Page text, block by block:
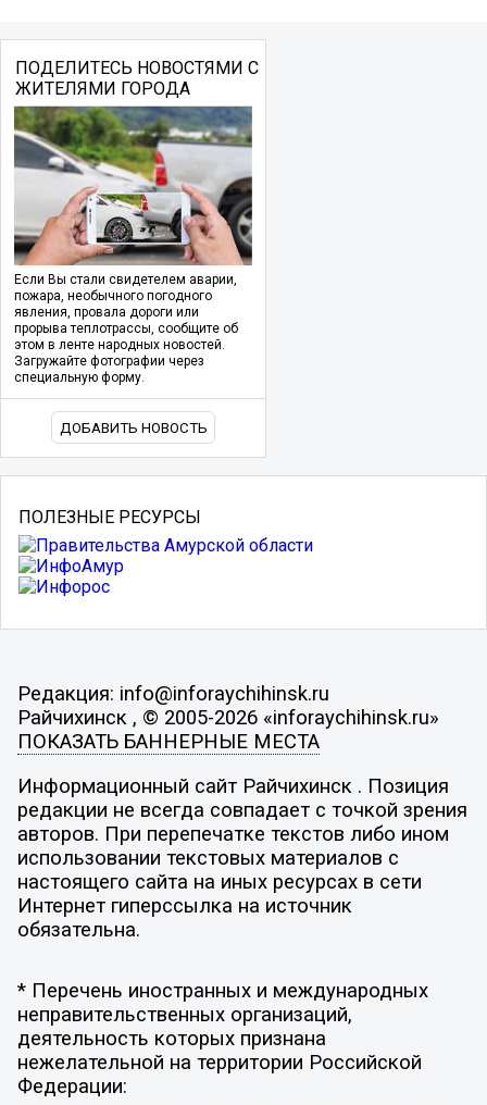
ПОДЕЛИТЕСЬ НОВОСТЯМИ С
ЖИТЕЛЯМИ ГОРОДА
Если Вы стали свидетелем аварии,
пожара, необычного погодного
явления, провала дороги или
прорыва теплотрассы, сообщите об
этом в ленте народных новостей.
Загружайте фотографии через
специальную форму.
ДОБАВИТЬ НОВОСТЬ
ПОЛЕЗНЫЕ РЕСУРСЫ
Редакция: info@inforaychihinsk.ru
Райчихинск , © 2005-2026 «inforaychihinsk.ru»
ПОКАЗАТЬ БАННЕРНЫЕ МЕСТА
Информационный сайт Райчихинск . Позиция
редакции не всегда совпадает с точкой зрения
авторов. При перепечатке текстов либо ином
использовании текстовых материалов с
настоящего сайта на иных ресурсах в сети
Интернет гиперссылка на источник
обязательна.
* Перечень иностранных и международных
неправительственных организаций,
деятельность которых признана
нежелательной на территории Российской
Федерации: